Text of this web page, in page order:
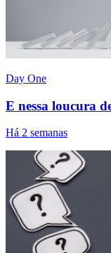
Day One
E nessa loucura
Há 2 semanas